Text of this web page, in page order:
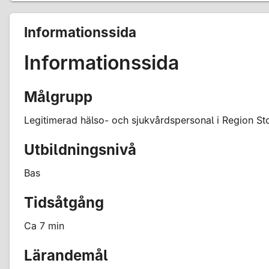
Informationssida
Informationssida
Målgrupp
Legitimerad hälso- och sjukvårdspersonal i Region
Utbildningsnivå
Bas
Tidsåtgång
Ca 7 min
Lärandemål